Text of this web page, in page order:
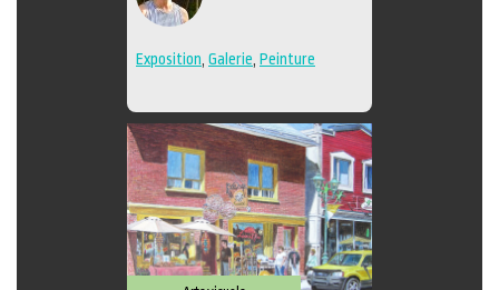
Exposition Galerie Peinture